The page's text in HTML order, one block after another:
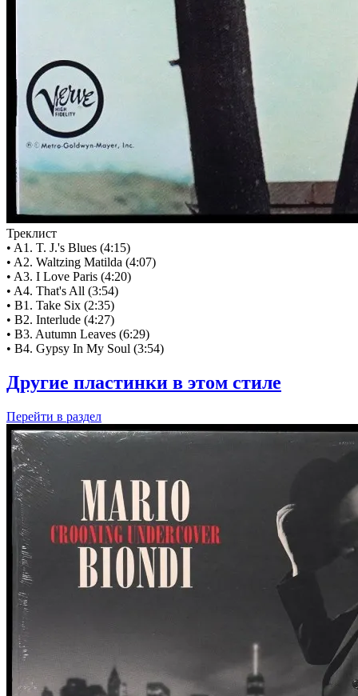
Треклист
• A1. T. J.'s Blues (4:15)
• A2. Waltzing Matilda (4:07)
• A3. I Love Paris (4:20)
• A4. That's All (3:54)
• B1. Take Six (2:35)
• B2. Interlude (4:27)
• B3. Autumn Leaves (6:29)
• B4. Gypsy In My Soul (3:54)
Другие пластинки в этом стиле
Перейти в раздел